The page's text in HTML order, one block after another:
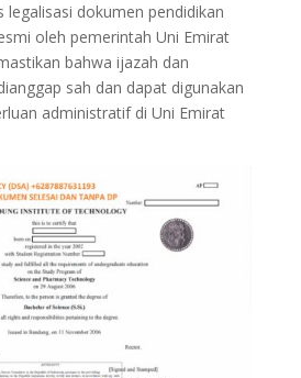
legalisasi dokumen pendidikan
oleh pemerintah Uni Emirat
bahwa ijazah dan
sah dan dapat digunakan
administratif di Uni Emirat